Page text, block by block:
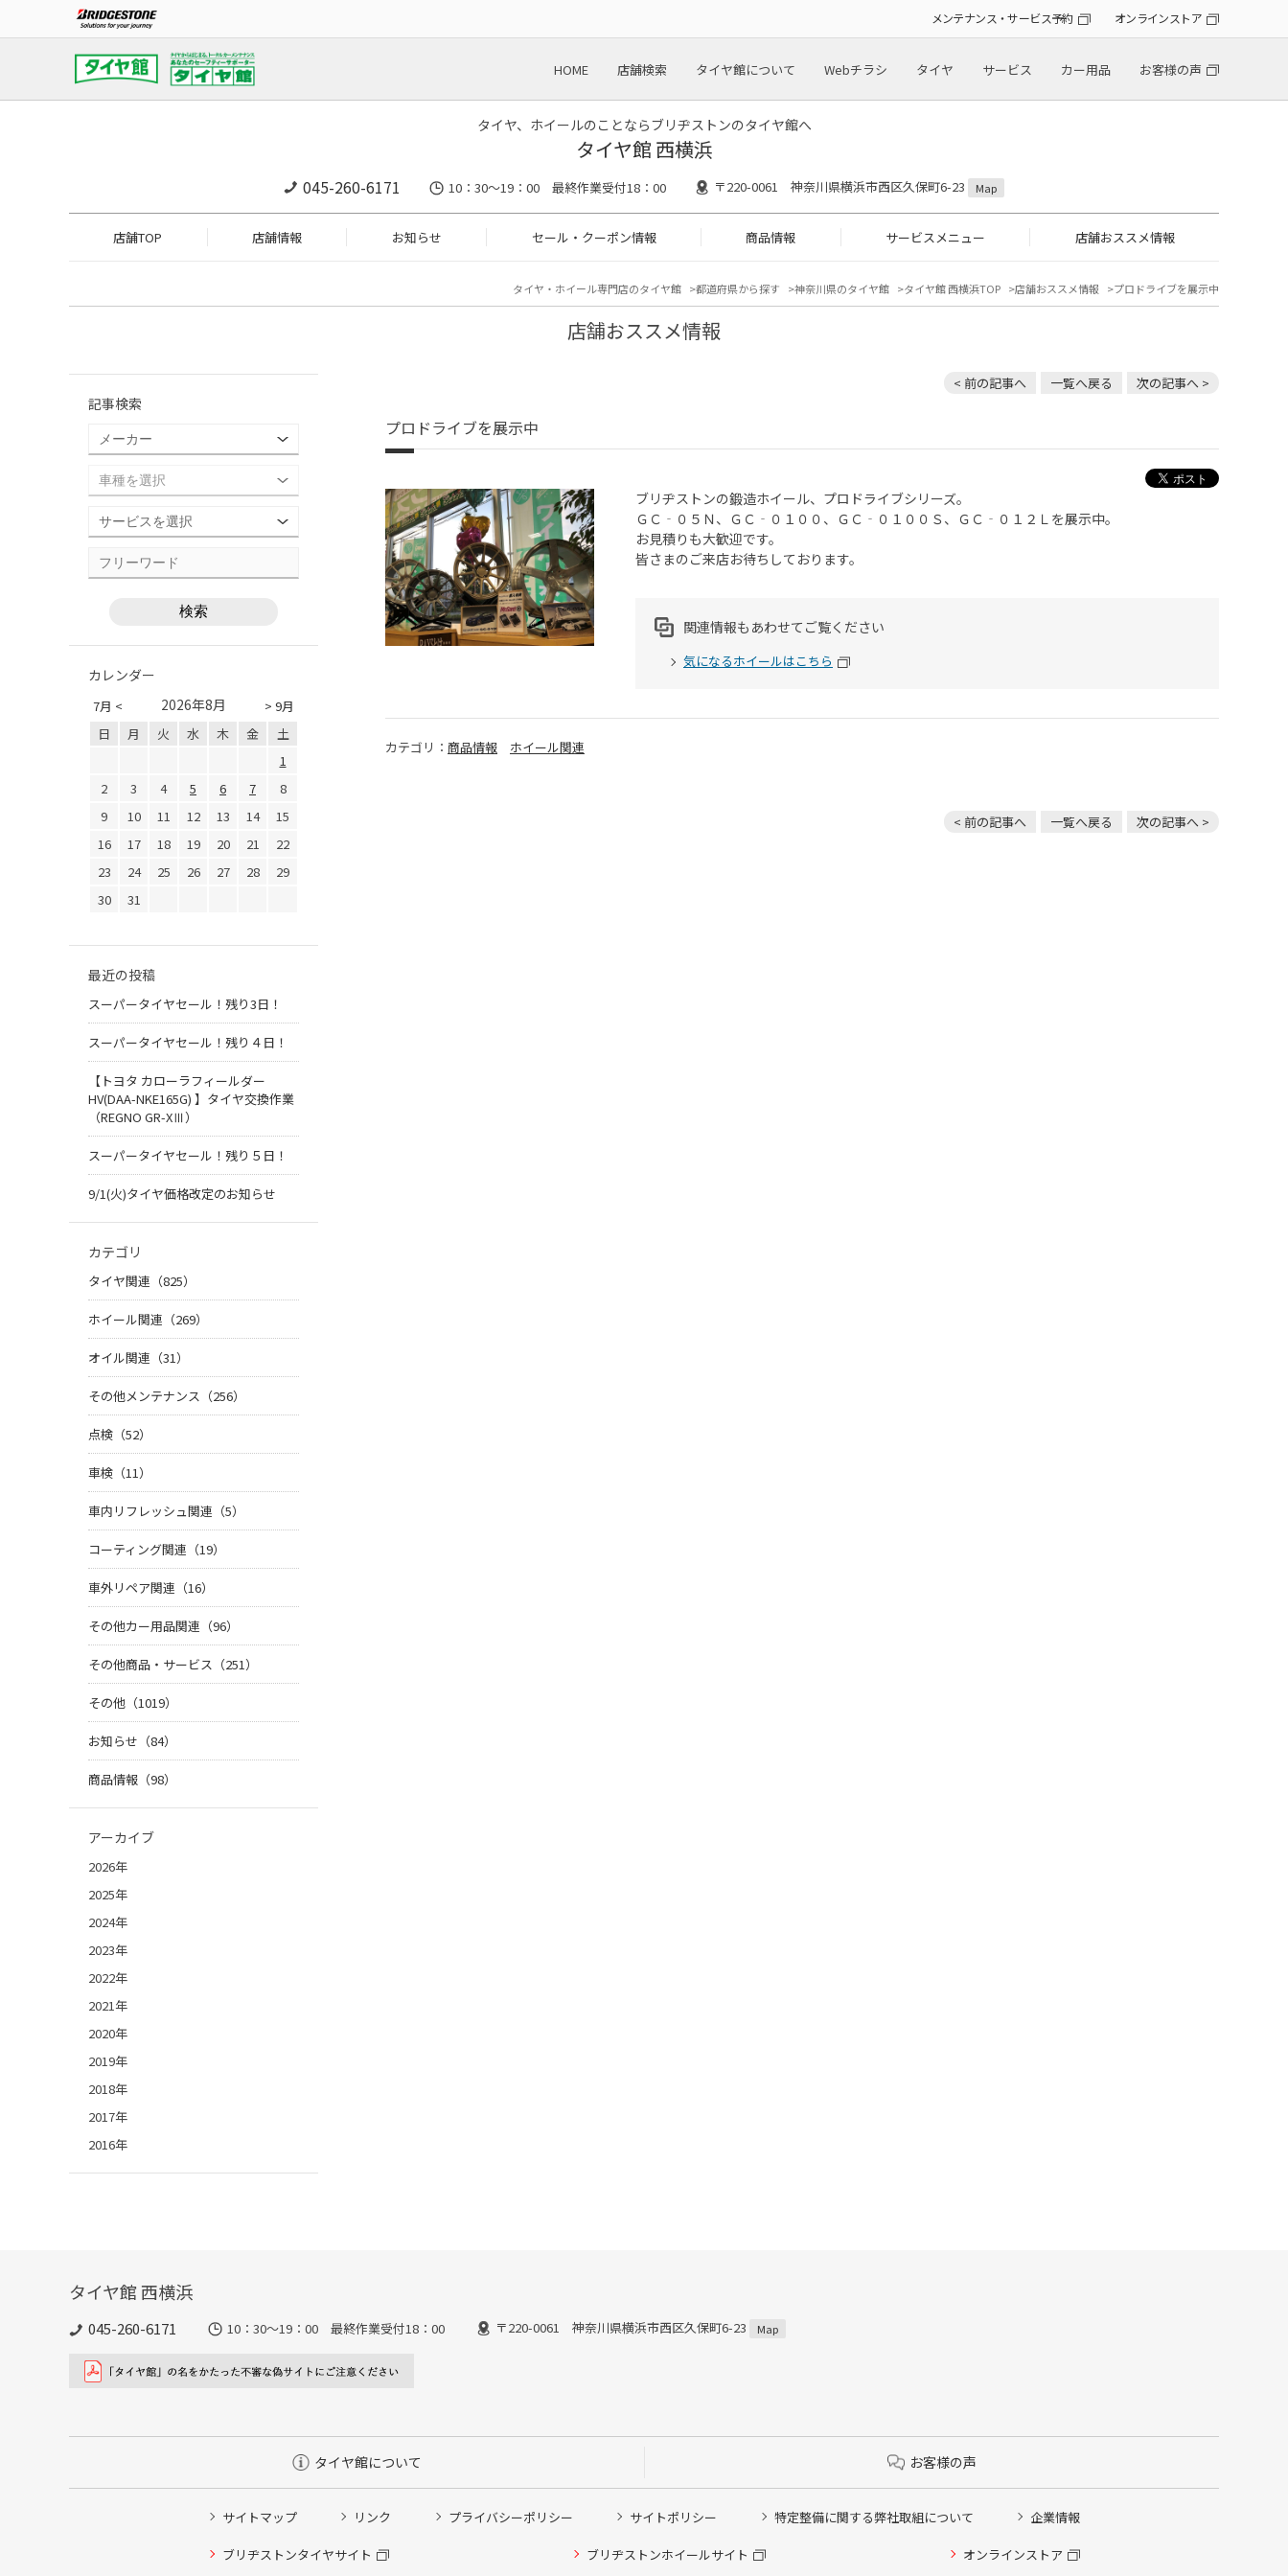
メンテナンス・サービス予約 オンラインストア
HOME 店舗検索 タイヤ館について Webチラシ タイヤ サービス カー用品 お客様の声
タイヤ、ホイールのことならブリヂストンのタイヤ館へ
タイヤ館 西横浜
045-260-6171 10：30～19：00 最終作業受付18：00 〒220-0061 神奈川県横浜市西区久保町6-23 Map
店舗TOP 店舗情報 お知らせ セール・クーポン情報 商品情報 サービスメニュー 店舗おススメ情報
タイヤ・ホイール専門店のタイヤ館 都道府県から探す 神奈川県のタイヤ館 タイヤ館 西横浜TOP 店舗おススメ情報 プロドライブを展示中
店舗おススメ情報
< 前の記事へ 一覧へ戻る 次の記事へ >
プロドライブを展示中
ブリヂストンの鍛造ホイール、プロドライブシリーズ。
ＧＣ‐０５Ｎ、ＧＣ‐０１００、ＧＣ‐０１００Ｓ、ＧＣ‐０１２Ｌを展示中。
お見積りも大歓迎です。
皆さまのご来店お待ちしております。
関連情報もあわせてご覧ください
気になるホイールはこちら
カテゴリ： 商品情報 ホイール関連
< 前の記事へ 一覧へ戻る 次の記事へ >
記事検索
カレンダー
7月 < > 9月
2026年8月
日 月 火 水 木 金
土
1
2
3 4 5 6 7
8
9
10 11 12 13 14
15
16
17 18 19 20 21
22
23
24 25 26 27 28
29
30
31
最近の投稿
スーパータイヤセール！残り3日！
スーパータイヤセール！残り４日！
【トヨタ カローラフィールダー
HV(DAA-NKE165G) 】タイヤ交換作業
（REGNO GR-XⅢ）
スーパータイヤセール！残り５日！
9/1(火)タイヤ価格改定のお知らせ
カテゴリ
タイヤ関連（825）
ホイール関連（269）
オイル関連（31）
その他メンテナンス（256）
点検（52）
車検（11）
車内リフレッシュ関連（5）
コーティング関連（19）
車外リペア関連（16）
その他カー用品関連（96）
その他商品・サービス（251）
その他（1019）
お知らせ（84）
商品情報（98）
アーカイブ
2026年
2025年
2024年
2023年
2022年
2021年
2020年
2019年
2018年
2017年
2016年
タイヤ館 西横浜
045-260-6171 10：30～19：00 最終作業受付18：00 〒220-0061 神奈川県横浜市西区久保町6-23 Map
タイヤ館について お客様の声
サイトマップ リンク プライバシーポリシー サイトポリシー 特定整備に関する弊社取組について 企業情報
ブリヂストンタイヤサイト ブリヂストンホイールサイト オンラインストア
タイヤ点検・安全点検/タイヤ履き替え/オイル交換/その他ピット作業の予約
クローク契約会員専用タイヤ履き替え※タイヤ履き替えを希望のクローク契約会員の方はこちらを選択ください